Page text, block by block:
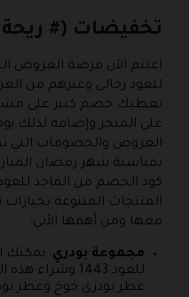
تخفيضات (#
اغتنم الآن فرصة العروض
للعود رجالى وغيرهم من
تعطيك خصم كبير على
علي المتجر وإضافة لذلك
بمناسبة شهر رمضان
كود الخصم من الماجد
المنتجات المتنوعة
معها ومن أهمها الأتي:
مجموعة بودري: يمكنك
للعود 1443
عطر بودري خوخ وعطر